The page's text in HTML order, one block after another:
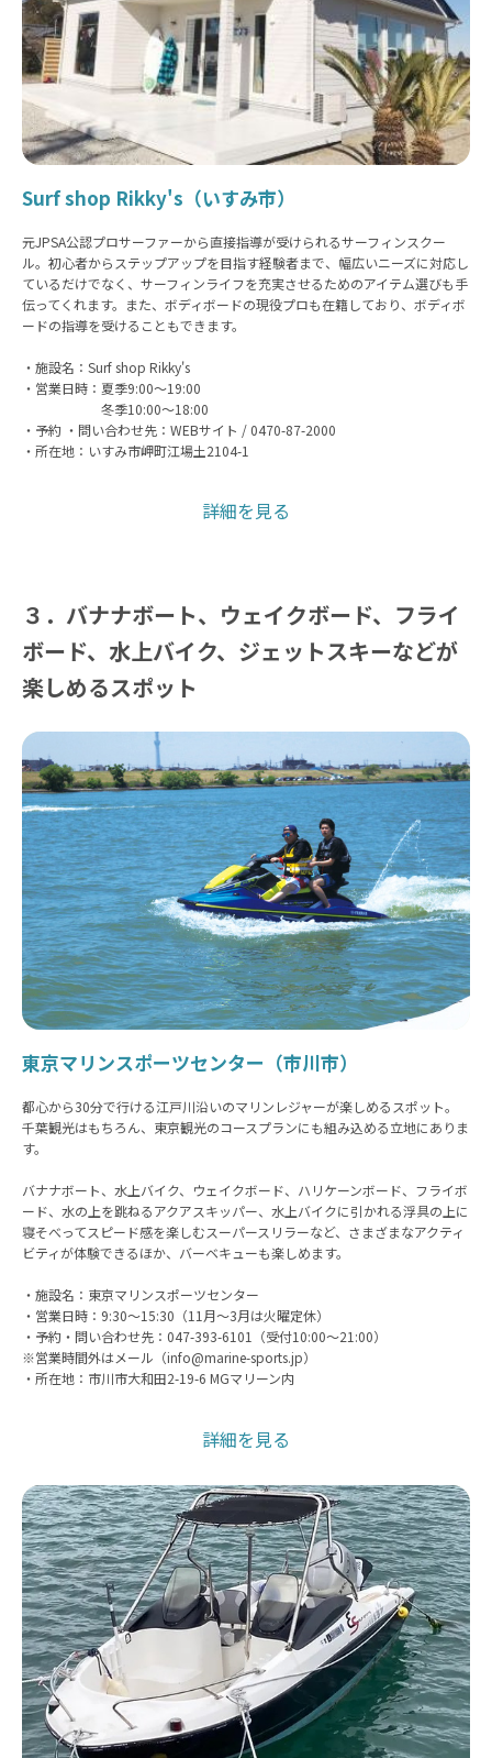
Surf shop Rikky's（いすみ市）
元JPSA公認プロサーファーから直接指導が受けられるサーフィンスクー
ル。初心者からステップアップを目指す経験者まで、幅広いニーズに対応し
ているだけでなく、サーフィンライフを充実させるためのアイテム選びも手
伝ってくれます。また、ボディボードの現役プロも在籍しており、ボディボ
ードの指導を受けることもできます。
・施設名：Surf shop Rikky's
・営業日時：夏季9:00〜19:00
冬季10:00〜18:00
・予約 ・問い合わせ先：WEBサイト / 0470-87-2000
・所在地：いすみ市岬町江場土2104-1
詳細を見る
３．バナナボート、ウェイクボード、フライ
ボード、水上バイク、ジェットスキーなどが
楽しめるスポット
東京マリンスポーツセンター（市川市）
都心から30分で行ける江戸川沿いのマリンレジャーが楽しめるスポット。
千葉観光はもちろん、東京観光のコースプランにも組み込める立地にありま
す。
バナナボート、水上バイク、ウェイクボード、ハリケーンボード、フライボ
ード、水の上を跳ねるアクアスキッパー、水上バイクに引かれる浮具の上に
寝そべってスピード感を楽しむスーパースリラーなど、さまざまなアクティ
ビティが体験できるほか、バーベキューも楽しめます。
・施設名：東京マリンスポーツセンター
・営業日時：9:30〜15:30（11月〜3月は火曜定休）
・予約・問い合わせ先：047-393-6101（受付10:00〜21:00）
※営業時間外はメール（info@marine-sports.jp）
・所在地：市川市大和田2-19-6 MGマリーン内
詳細を見る